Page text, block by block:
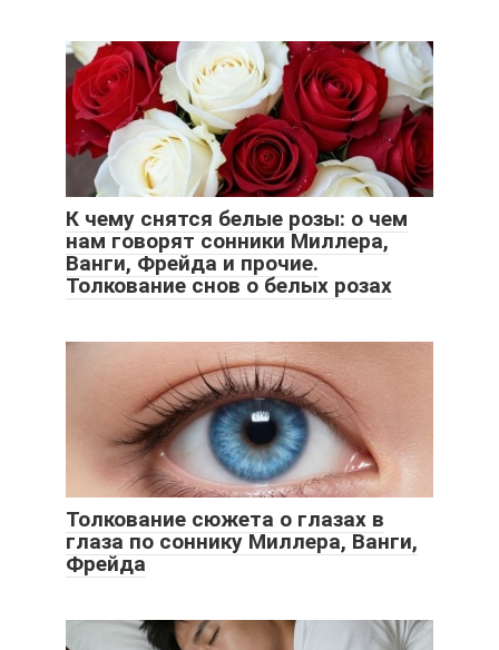
К чему снятся белые розы: о чем
нам говорят сонники Миллера,
Ванги, Фрейда и прочие.
Толкование снов о белых розах
Толкование сюжета о глазах в
глаза по соннику Миллера, Ванги,
Фрейда